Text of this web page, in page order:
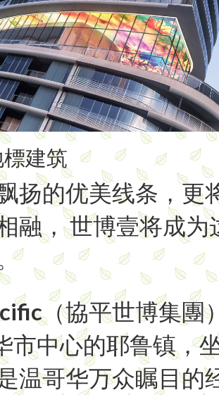
建筑
扬的优美线条，更
融， 世博壹将成为
（協平世博集團
市中心的耶鲁镇，
温哥华万众瞩目的